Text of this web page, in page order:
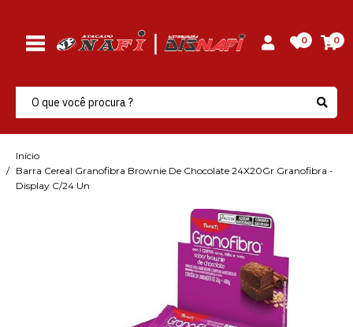
0 0
Início
Barra Cereal Granofibra Brownie De Chocolate 24X20Gr Granofibra -
Display C/24 Un